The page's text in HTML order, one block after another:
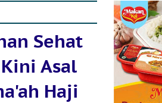
Sehat
Asal
Haji